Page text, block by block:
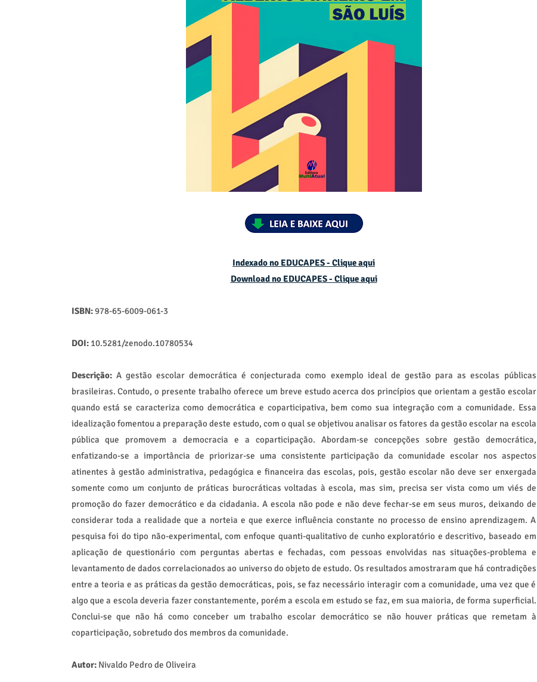
Indexado no EDUCAPES - Clique aqui
Download no EDUCAPES - Clique aqui
ISBN:978-65-6009-061-3
DOI:10.5281/zenodo.10780534
Descrição:A gestão escolar democrática é conjecturada como exemplo ideal de gestão para as escolas públicas
brasileiras. Contudo, o presente trabalho oferece um breve estudo acerca dos princípios que orientam a gestão escolar
quando está se caracteriza como democrática e coparticipativa, bem como sua integração com a comunidade. Essa
idealização fomentou a preparação deste estudo, com o qual se objetivou analisar os fatores da gestão escolar na escola
pública que promovem a democracia e a coparticipação. Abordam-se concepções sobre gestão democrática,
enfatizando-se a importância de priorizar-se uma consistente participação da comunidade escolar nos aspectos
atinentes à gestão administrativa, pedagógica e financeira das escolas, pois, gestão escolar não deve ser enxergada
somente como um conjunto de práticas burocráticas voltadas à escola, mas sim, precisa ser vista como um viés de
promoção do fazer democrático e da cidadania. A escola não pode e não deve fechar-se em seus muros, deixando de
considerar toda a realidade que a norteia e que exerce influência constante no processo de ensino aprendizagem. A
pesquisa foi do tipo não-experimental, com enfoque quanti-qualitativo de cunho exploratório e descritivo, baseado em
aplicação de questionário com perguntas abertas e fechadas, com pessoas envolvidas nas situações-problema e
levantamento de dados correlacionados ao universo do objeto de estudo. Os resultados amostraram que há contradições
entre a teoria e as práticas da gestão democráticas, pois, se faz necessário interagir com a comunidade, uma vez que é
algo que a escola deveria fazer constantemente, porém a escola em estudo se faz, em sua maioria, de forma superficial.
Conclui-se que não há como conceber um trabalho escolar democrático se não houver práticas que remetam à
coparticipação, sobretudo dos membros da comunidade.
Autor: Nivaldo Pedro de Oliveira